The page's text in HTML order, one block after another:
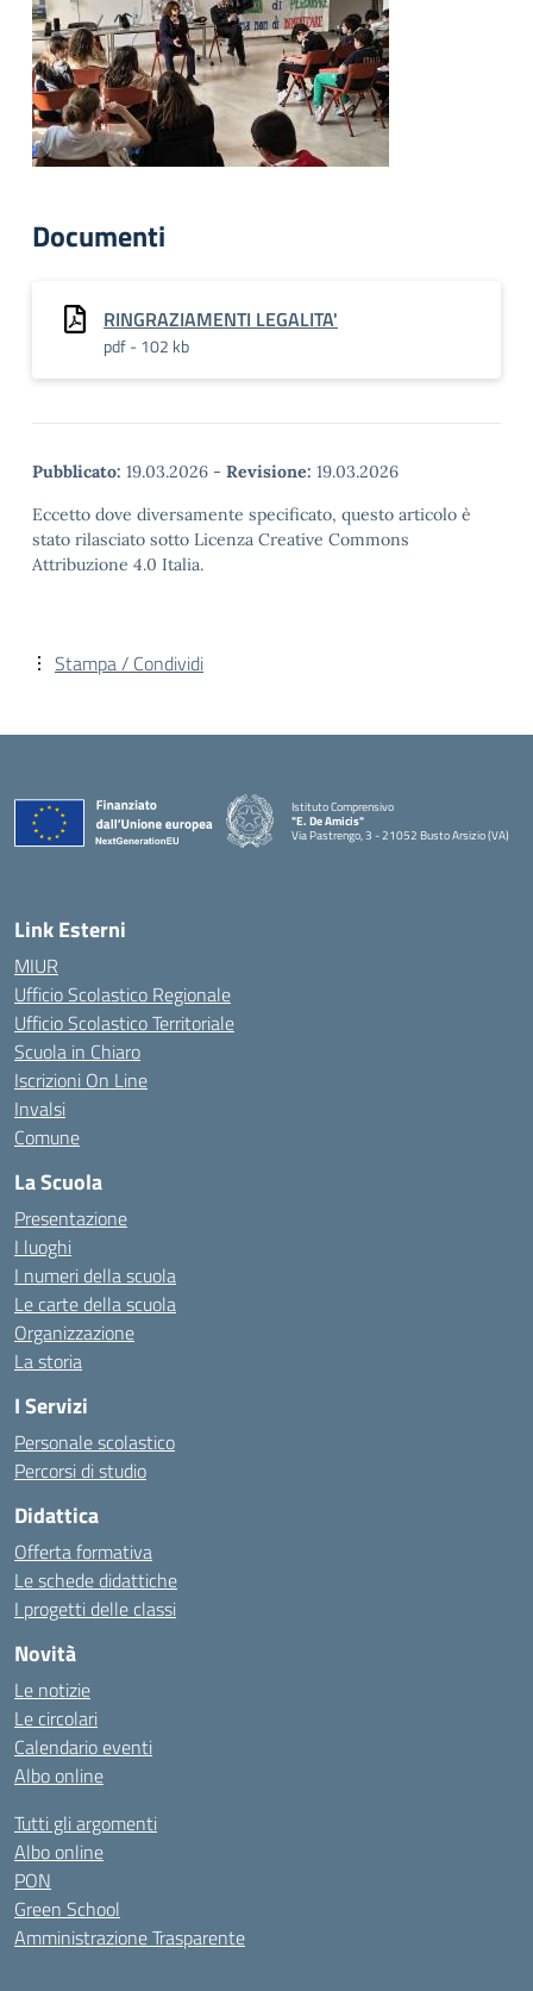
Documenti
RINGRAZIAMENTI LEGALITA'
pdf - 102 kb
Pubblicato: 19.03.2026 - Revisione: 19.03.2026
Eccetto dove diversamente specificato, questo articolo è
stato rilasciato sotto Licenza Creative Commons
Attribuzione 4.0 Italia.
Stampa / Condividi
Istituto Comprensivo
"E. De Amicis"
Via Pastrengo, 3 - 21052 Busto Arsizio (VA)
Link Esterni
MIUR
Ufficio Scolastico Regionale
Ufficio Scolastico Territoriale
Scuola in Chiaro
Iscrizioni On Line
Invalsi
Comune
La Scuola
Presentazione
I luoghi
I numeri della scuola
Le carte della scuola
Organizzazione
La storia
I Servizi
Personale scolastico
Percorsi di studio
Didattica
Offerta formativa
Le schede didattiche
I progetti delle classi
Novità
Le notizie
Le circolari
Calendario eventi
Albo online
Tutti gli argomenti
Albo online
PON
Green School
Amministrazione Trasparente